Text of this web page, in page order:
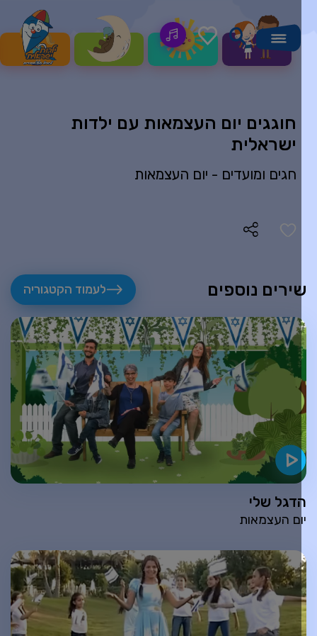
חוגגים יום העצמאות עם ילדות
ישראלית
חגים ומועדים - יום העצמאות
נוספים לעמוד הקטגוריה
שלי
העצמאות